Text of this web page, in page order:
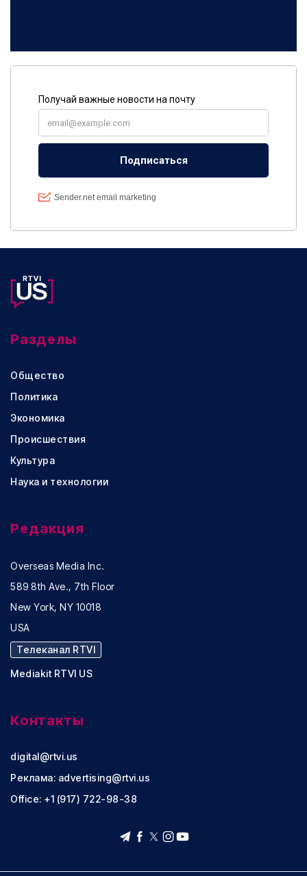
Разделы
Общество
Политика
Экономика
Происшествия
Культура
Наука и технологии
Редакция
Overseas Media Inc.
589 8th Ave., 7th Floor
New York, NY 10018
USA
Телеканал RTVI
Mediakit RTVI US
Контакты
digital@rtvi.us
Реклама: advertising@rtvi.us
Office: +1 (917) 722-98-38